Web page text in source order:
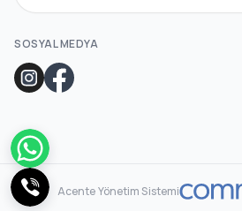
SOSYAL MEDYA
Acente Yönetim Sistemi